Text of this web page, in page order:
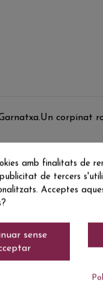
ressenyes de clients.
amb finalitats de
de tercers
Acceptes
sense